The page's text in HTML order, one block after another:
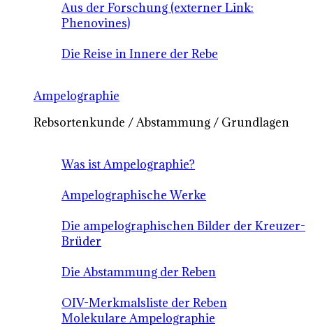
Aus der Forschung (externer Link:
Phenovines)
Die Reise in Innere der Rebe
Ampelographie
Rebsortenkunde / Abstammung / Grundlagen
Was ist Ampelographie?
Ampelographische Werke
Die ampelographischen Bilder der Kreuzer-
Brüder
Die Abstammung der Reben
OIV-Merkmalsliste der Reben
Molekulare Ampelographie